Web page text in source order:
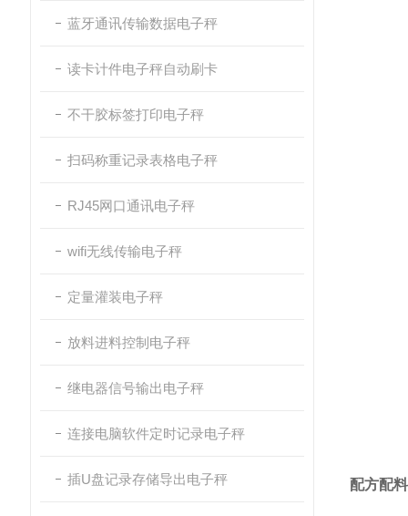
蓝牙通讯传输数据电子秤
读卡计件电子秤自动刷卡
不干胶标签打印电子秤
扫码称重记录表格电子秤
RJ45网口通讯电子秤
wifi无线传输电子秤
定量灌装电子秤
放料进料控制电子秤
继电器信号输出电子秤
连接电脑软件定时记录电子秤
插U盘记录存储导出电子秤 配方配